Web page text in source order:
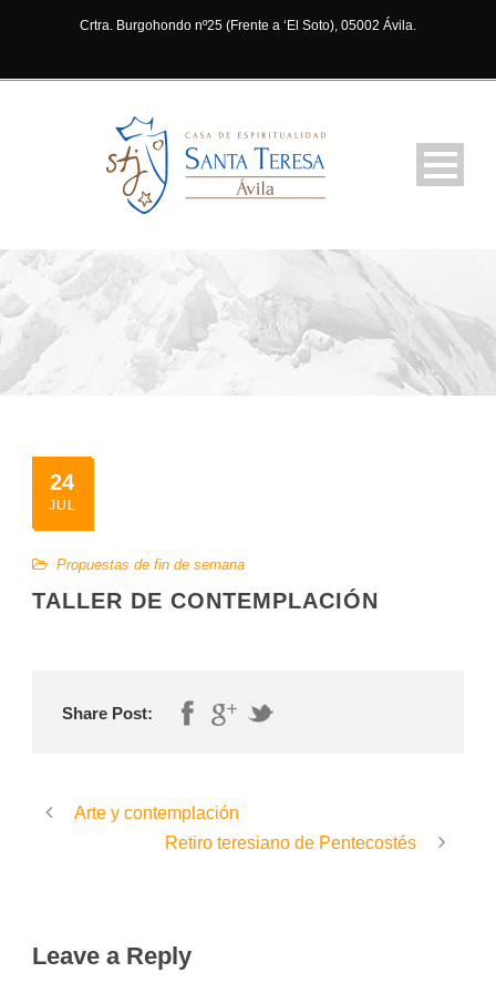
Crtra. Burgohondo nº25 (Frente a ‘El Soto), 05002 Ávila.
24
JUL
Propuestas de fin de semana
TALLER DE CONTEMPLACIÓN
Share Post:
Arte y contemplación
Retiro teresiano de Pentecostés
Leave a Reply